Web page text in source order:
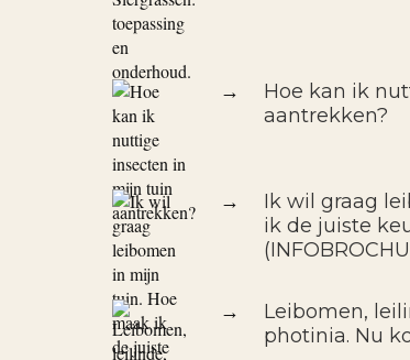
→
Hoe kan ik
aantrekken?
→
Ik wil graag
ik de juiste
→
Leibomen,
photinia. Nu